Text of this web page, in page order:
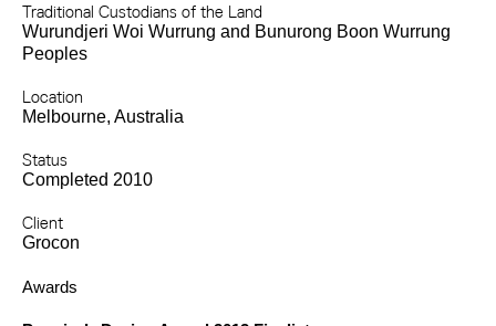
Traditional Custodians of the Land
Wurundjeri Woi Wurrung and Bunurong Boon Wurrung
Peoples
Location
Melbourne, Australia
Status
Completed 2010
Client
Grocon
Awards